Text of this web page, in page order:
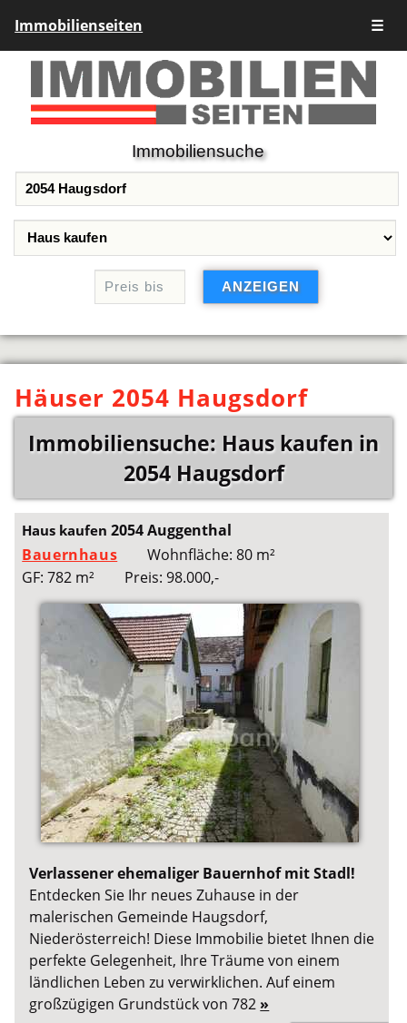
Immobilienseiten ☰
Immobiliensuche
Häuser 2054 Haugsdorf
Immobiliensuche: Haus kaufen in
2054 Haugsdorf
Haus kaufen2054 Auggenthal
Bauernhaus
Wohnfläche: 80 m²
GF: 782 m²
Preis: 98.000,-
Verlassener ehemaliger Bauernhof mit Stadl!
Entdecken Sie Ihr neues Zuhause in der
malerischen Gemeinde Haugsdorf,
Niederösterreich! Diese Immobilie bietet Ihnen die
perfekte Gelegenheit, Ihre Träume von einem
ländlichen Leben zu verwirklichen. Auf einem
großzügigen Grundstück von 782 »